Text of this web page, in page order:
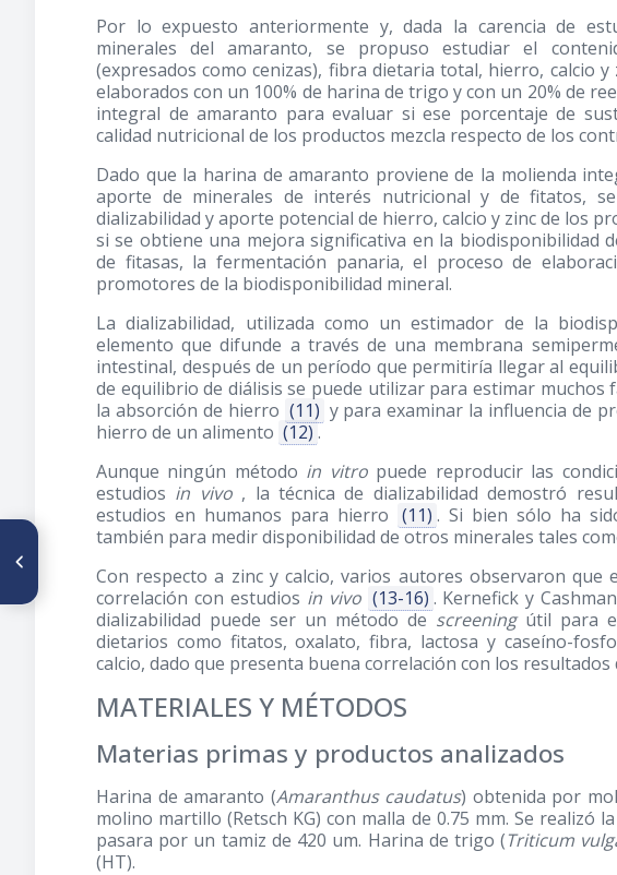
Por lo expuesto anteriormente y, dada la carencia de
minerales del amaranto, se propuso estudiar el
(expresados como cenizas), fibra dietaria total, hierro, calcio y
elaborados con un 100% de harina de trigo y con un 20% de
integral de amaranto para evaluar si ese porcentaje de
calidad nutricional de los productos mezcla respecto de los
Dado que la harina de amaranto proviene de la molienda
aporte de minerales de interés nutricional y de fitatos,
dializabilidad y aporte potencial de hierro, calcio y zinc de los
si se obtiene una mejora significativa en la biodisponibilidad
de fitasas, la fermentación panaria, el proceso de
promotores de la biodisponibilidad mineral.
La dializabilidad, utilizada como un estimador de la
elemento que difunde a través de una membrana
intestinal, después de un período que permitiría llegar al
de equilibrio de diálisis se puede utilizar para estimar
la absorción de hierro (11) y para examinar la influencia de
hierro de un alimento (12) .
Aunque ningún método in vitropuede reproducir las
estudios in vivo, la técnica de dializabilidad demostró
estudios en humanos para hierro
(11) . Si bien sólo ha
también para medir disponibilidad de otros minerales tales
Con respecto a zinc y calcio, varios autores observaron que
correlación con estudios in vivo (13-16) . Kernefick y Cashman
dializabilidad puede ser un método de screeningútil para
dietarios como fitatos, oxalato, fibra, lactosa y caseíno-
calcio, dado que presenta buena correlación con los resultados
MATERIALES Y MÉTODOS
Materias primas y productos analizados
Harina de amaranto (Amaranthus caudatus) obtenida por
molino martillo (Retsch KG) con malla de 0.75 mm. Se realizó
pasara por un tamiz de 420 um. Harina de trigo (Triticum
(HT).
ARTÍCULO ANTERIOR
adulteración de mieles de
abeja comerciales de origen
costarricense al compararlas
con mieles artesanales
provenientes de apiarios
específicos